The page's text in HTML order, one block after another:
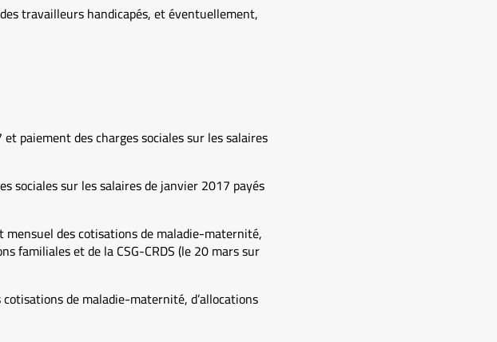
travailleurs handicapés, et éventuellement,
paiement des charges sociales sur les salaires
sociales sur les salaires de janvier 2017 payés
des cotisations de maladie-maternité,
familiales et de la CSG-CRDS (le 20 mars sur
de maladie-maternité, d’allocations